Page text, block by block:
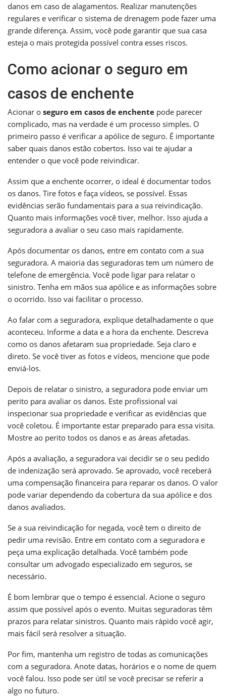
danos em caso de alagamentos. Realizar manutenções
regulares e verificar o sistema de drenagem pode fazer uma
grande diferença. Assim, você pode garantir que sua casa
esteja o mais protegida possível contra esses riscos.
Como acionar o seguro em
casos de enchente
Acionar o seguro em casos de enchente pode parecer
complicado, mas na verdade é um processo simples. O
primeiro passo é verificar a apólice de seguro. É importante
saber quais danos estão cobertos. Isso vai te ajudar a
entender o que você pode reivindicar.
Assim que a enchente ocorrer, o ideal é documentar todos
os danos. Tire fotos e faça vídeos, se possível. Essas
evidências serão fundamentais para a sua reivindicação.
Quanto mais informações você tiver, melhor. Isso ajuda a
seguradora a avaliar o seu caso mais rapidamente.
Após documentar os danos, entre em contato com a sua
seguradora. A maioria das seguradoras tem um número de
telefone de emergência. Você pode ligar para relatar o
sinistro. Tenha em mãos sua apólice e as informações sobre
o ocorrido. Isso vai facilitar o processo.
Ao falar com a seguradora, explique detalhadamente o que
aconteceu. Informe a data e a hora da enchente. Descreva
como os danos afetaram sua propriedade. Seja claro e
direto. Se você tiver as fotos e vídeos, mencione que pode
enviá-los.
Depois de relatar o sinistro, a seguradora pode enviar um
perito para avaliar os danos. Este profissional vai
inspecionar sua propriedade e verificar as evidências que
você coletou. É importante estar preparado para essa visita.
Mostre ao perito todos os danos e as áreas afetadas.
Após a avaliação, a seguradora vai decidir se o seu pedido
de indenização será aprovado. Se aprovado, você receberá
uma compensação financeira para reparar os danos. O valor
pode variar dependendo da cobertura da sua apólice e dos
danos avaliados.
Se a sua reivindicação for negada, você tem o direito de
pedir uma revisão. Entre em contato com a seguradora e
peça uma explicação detalhada. Você também pode
consultar um advogado especializado em seguros, se
necessário.
É bom lembrar que o tempo é essencial. Acione o seguro
assim que possível após o evento. Muitas seguradoras têm
prazos para relatar sinistros. Quanto mais rápido você agir,
mais fácil será resolver a situação.
Por fim, mantenha um registro de todas as comunicações
com a seguradora. Anote datas, horários e o nome de quem
você falou. Isso pode ser útil se você precisar se referir a
algo no futuro.